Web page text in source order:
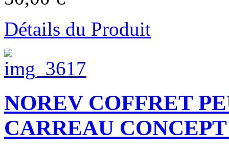
Détails du Produit
NOREV COFFRET
CARREAU